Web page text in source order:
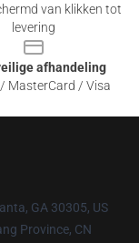
van klikken tot
levering
afhandeling
MasterCard / Visa
GA 30305, US
Province, CN